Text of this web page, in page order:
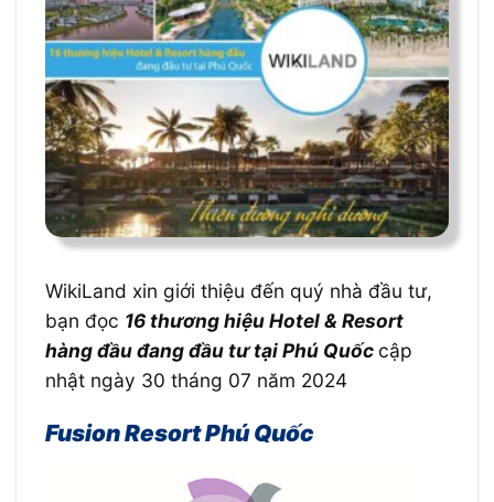
WikiLand xin giới thiệu đến quý nhà đầu tư,
bạn đọc 16 thương hiệu Hotel & Resort
hàng đầu đang đầu tư tại Phú Quốc cập
nhật ngày 30 tháng 07 năm 2024
Fusion Resort Phú Quốc